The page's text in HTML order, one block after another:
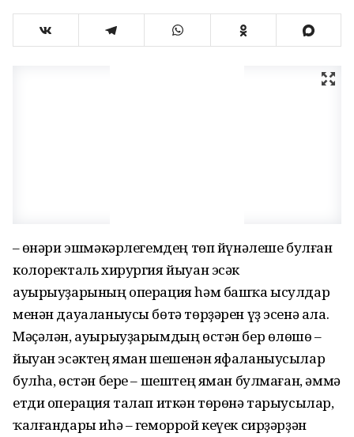
– Һөнәри эшмәкәрлегемдең төп йүнәлеше булған
колоректаль хирургия йыуан эсәк
ауырыуҙарының операция һәм башҡа ысулдар
менән дауаланыусы бөтә төрҙәрен үҙ эсенә ала.
Мәҫәлән, ауырыуҙарымдың өстән бер өлөшө –
йыуан эсәктең яман шешенән яфаланыусылар
булһа, өстән бере – шештең яман булмаған, әммә
етди операция талап иткән төрөнә тарыусылар,
ҡалғандары иһә – геморрой кеүек сирҙәрҙән